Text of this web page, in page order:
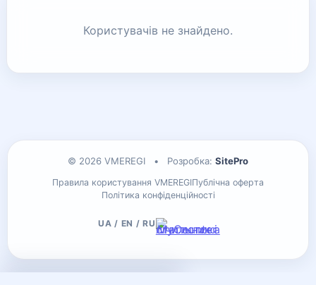
Користувачів не знайдено.
© 2026 VMEREGI • Розробка: SitePro
Правила користування VMEREGIПублічна оферта
Політика конфіденційності
UA / EN / RU